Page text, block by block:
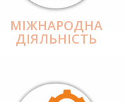
МІЖНАРОДНА
ДІЯЛЬНІCТЬ